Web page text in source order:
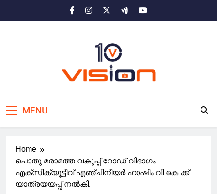
MENU
Home
പൊതു മരാമത്ത വകുപ്പ് റോഡ് വിഭാഗം
എക്സിക്യൂട്ടീവ് എഞ്ചിനീയർ ഹാഷിം വി കെ ക്ക്
യാത്രയയപ്പ് നൽകി.